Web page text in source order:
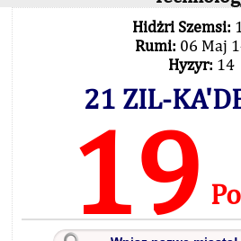
Hidżri Szemsi:
Rumi: 06 Maj
Hyzyr: 14
21 ZIL-
19